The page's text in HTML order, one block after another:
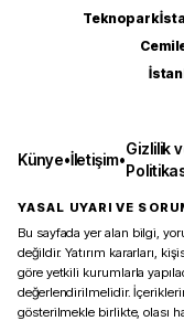
Teknopark
Künye•İletişim•
Gizlilik
YASAL UYARI VE
Bu sayfada yer alan bilgi,
değildir. Yatırım kararları,
göre yetkili kurumlarla
değerlendirilmelidir.
gösterilmekle birlikte, olası